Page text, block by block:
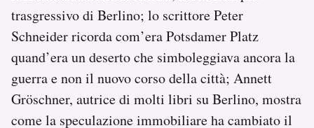
trasgressivo di Berlino; lo scrittore Peter
Schneider ricorda com’era Potsdamer Platz
quand’era un deserto che simboleggiava ancora la
guerra e non il nuovo corso della città; Annett
Gröschner, autrice di molti libri su Berlino, mostra
come la speculazione immobiliare ha cambiato il